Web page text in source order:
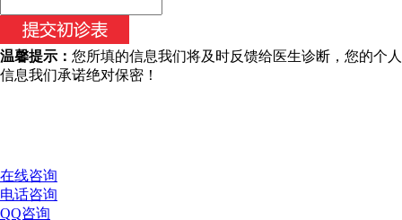
温馨提示： 您所填的信息我们将及时反馈给医生诊断，您的个人
信息我们承诺绝对保密！
在线咨询
电话咨询
QQ咨询